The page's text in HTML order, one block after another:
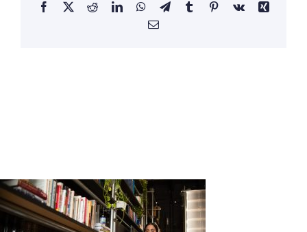
Facebook
X RedditLinkedInWhatsApp
TelegramTumblrPinterestVk
Xing
Email